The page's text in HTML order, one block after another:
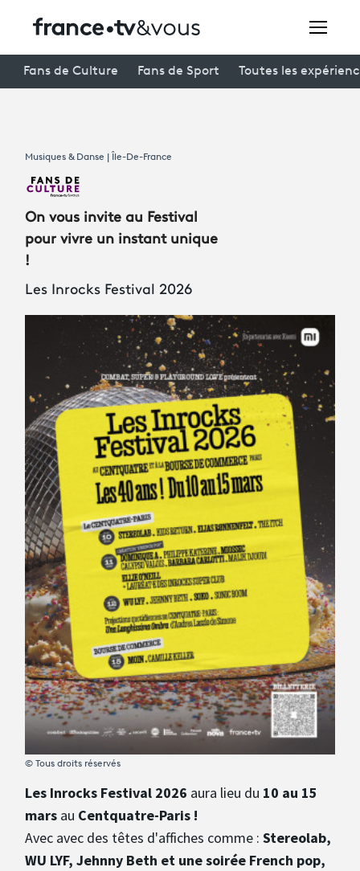
connexion
Avantages fidélité
Creators
À la une
Participer et assister à une émission
À votre écoute
Fans de Culture Fans de Sport Toutes les
Musiques & Danse | Île-De-France
On vous invite au Festival
pour vivre un instant unique
!
Les Inrocks Festival 2026
© Tous droits réservés
Les Inrocks Festival 2026 aura lieu du 10 au 15
mars au Centquatre-Paris !
Avec avec des têtes d'affiches comme : Stereolab,
WU LYF, Jehnny Beth et une soirée French pop,